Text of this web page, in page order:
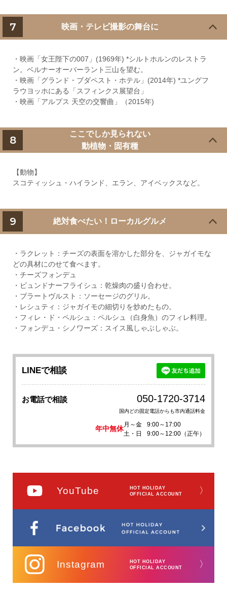
7 映画・テレビ撮影の舞台に
・映画「女王陛下の007」(1969年) *シルトホルンのレストラ
ン。ベルナーオーバーラント三山を望む。
・映画「グランド・ブダペスト・ホテル」(2014年) *ユングフ
ラウヨッホにある「スフィンクス展望台」
・映画「アルプス 天空の交響曲」（2015年)
8
ここでしか見られない
動植物・固有種
【動物】
スコティッシュ・ハイランド、エラン、アイベックスなど。
9 絶対食べたい！ローカルグルメ
・ラクレット：チーズの表面を溶かした部分を、ジャガイモな
どの具材にのせて食べます。
・チーズフォンデュ
・ビュンドナーフライシュ：乾燥肉の盛り合わせ。
・ブラートヴルスト：ソーセージのグリル。
・レシュティ：ジャガイモの細切りを炒めたもの。
・フィレ・ド・ペルシュ：ペルシュ（白身魚）のフィレ料理。
・フォンデュ・シノワーズ：スイス風しゃぶしゃぶ。
LINEで相談
お電話で相談 050-1720-3714
国内どの固定電話からも市内通話料金
年中無休
月～金
9:00～17:00
土・日
9:00～12:00（正午）
YouTube
HOT HOLIDAY
OFFICIAL ACCOUNT
〉
Instagram
HOT HOLIDAY
OFFICIAL ACCOUNT
〉